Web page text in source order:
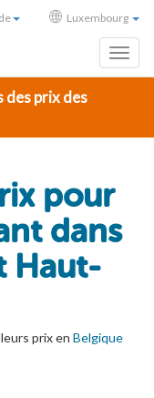
Luxembourg
prix des
pour
dans
Haut-
prix en Belgique